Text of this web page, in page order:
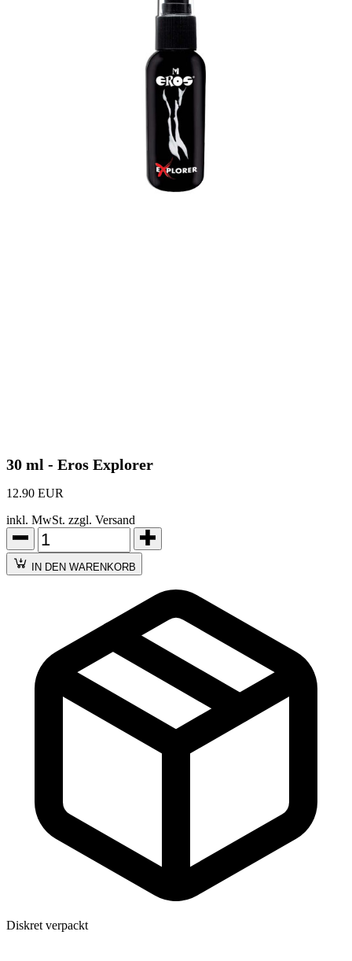
30 ml - Eros Explorer
12.90 EUR
inkl. MwSt. zzgl. Versand
IN DEN WARENKORB
Diskret verpackt